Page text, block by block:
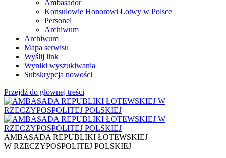
Ambasador
Konsulowie Honorowi Łotwy w Polsce
Personel
Archiwum
Archiwum
Mapa serwisu
Wyślij link
Wyniki wyszukiwania
Subskrypcja nowości
Przejdź do głównej treści
AMBASADA REPUBLIKI ŁOTEWSKIEJ
W RZECZYPOSPOLITEJ POLSKIEJ